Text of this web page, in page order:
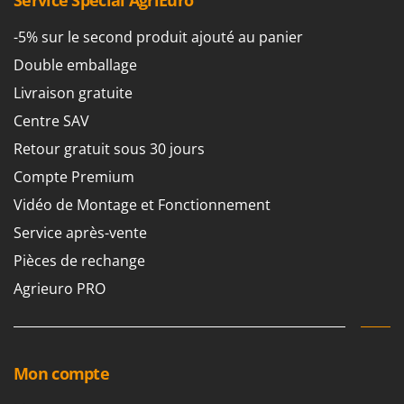
Scies alternatives à batterie
Scies de jardin télescopiques
Sécateurs électriques à batterie
Sécateurs et Échenilloirs manuels
Sécateurs pneumatiques
Semoirs et Épandeurs d'engrais
Socs pour tracteur
Souffleurs aspirateurs pour Feuilles
Soufreuses - Poudreuses à dos
T
Taille-haies à bras pour tracteur
Tondeuses à Gazon
Italyco
ITM
J JOLLY ITALIA
K
KAAZ
Karcher
Kasco
Kemper
Keter
L
-5% sur le second produit ajouté au panier
Double emballage
Livraison gratuite
Centre SAV
Retour gratuit sous 30 jours
Compte Premium
Vidéo de Montage et Fonctionnement
Service après-vente
Pièces de rechange
Agrieuro PRO
Mon compte